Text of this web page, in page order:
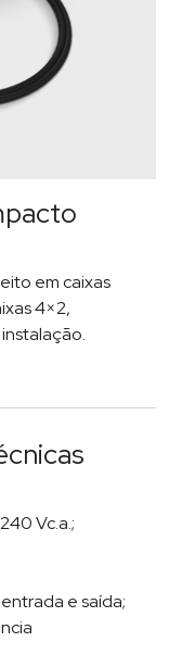
em caixas
4×2,
Vc.a.;
e saída;